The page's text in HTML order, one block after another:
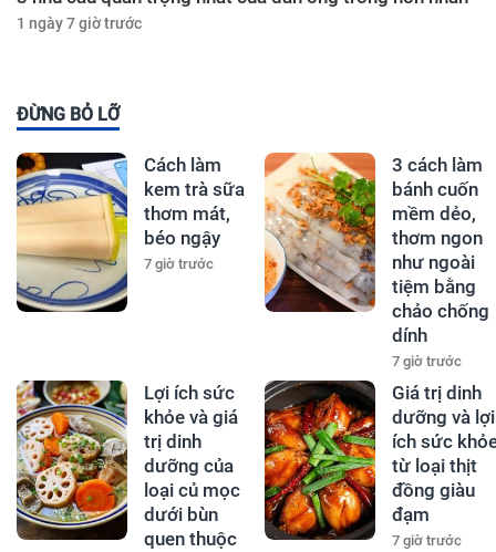
1 ngày 7 giờ trước
ĐỪNG BỎ LỠ
Cách làm
kem trà sữa
thơm mát,
béo ngậy
7 giờ trước
3 cách làm
bánh cuốn
mềm dẻo,
thơm ngon
như ngoài
tiệm bằng
chảo chống
dính
7 giờ trước
Lợi ích sức
khỏe và giá
trị dinh
dưỡng của
loại củ mọc
dưới bùn
quen thuộc
Giá trị dinh
dưỡng và lợi
ích sức
từ loại thịt
đồng giàu
đạm
7 giờ trước